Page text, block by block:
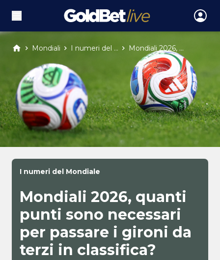
Mondiali I numeri del ... Mondiali 2026, ...
I numeri del Mondiale
Mondiali 2026, quanti
punti sono necessari
per passare i gironi da
terzi in classifica?